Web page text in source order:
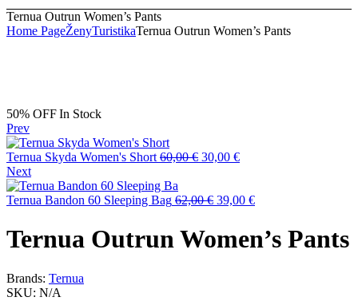
Ternua Outrun Women’s Pants
Home PageŽenyTuristikaTernua Outrun Women’s Pants
50% OFFAvailability:
In Stock
Prev
Ternua Skyda Women's Short 60,00€ Pôvodná
60,00 €.
30,00 €Aktuálna
30,00 €.
Next
Ternua Bandon 60 Sleeping Bag 62,00€ Pôvodná
62,00 €.
39,00 €Aktuálna
39,00 €.
Ternua Outrun Women’s Pants
Brands: Ternua
SKU: N/A